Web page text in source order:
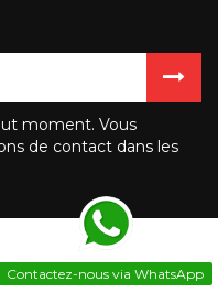
moment. Vous
de contact dans les
Contactez-nous via WhatsApp